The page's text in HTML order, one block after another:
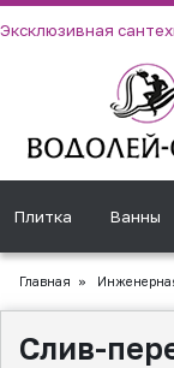
Эксклюзивная
Плитка Ванны
Главная »
Слив-